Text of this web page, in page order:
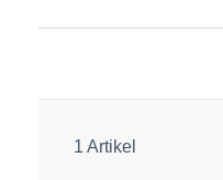
1 Artikel